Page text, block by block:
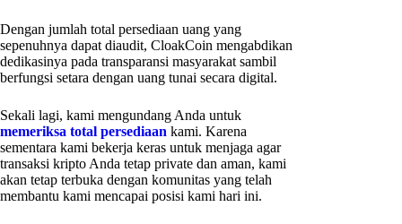
Dengan jumlah total persediaan uang yang
sepenuhnya dapat diaudit, CloakCoin mengabdikan
dedikasinya pada transparansi masyarakat sambil
berfungsi setara dengan uang tunai secara digital.
Sekali lagi, kami mengundang Anda untuk
memeriksa total persediaan kami. Karena
sementara kami bekerja keras untuk menjaga agar
transaksi kripto Anda tetap private dan aman, kami
akan tetap terbuka dengan komunitas yang telah
membantu kami mencapai posisi kami hari ini.